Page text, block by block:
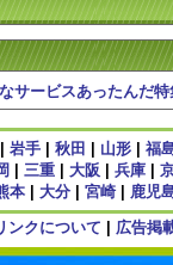
サービスあったんだ特
岩手 秋田 山形
福
三重 大阪 兵庫
本 大分 宮崎| 鹿児
ンクについて 広告掲